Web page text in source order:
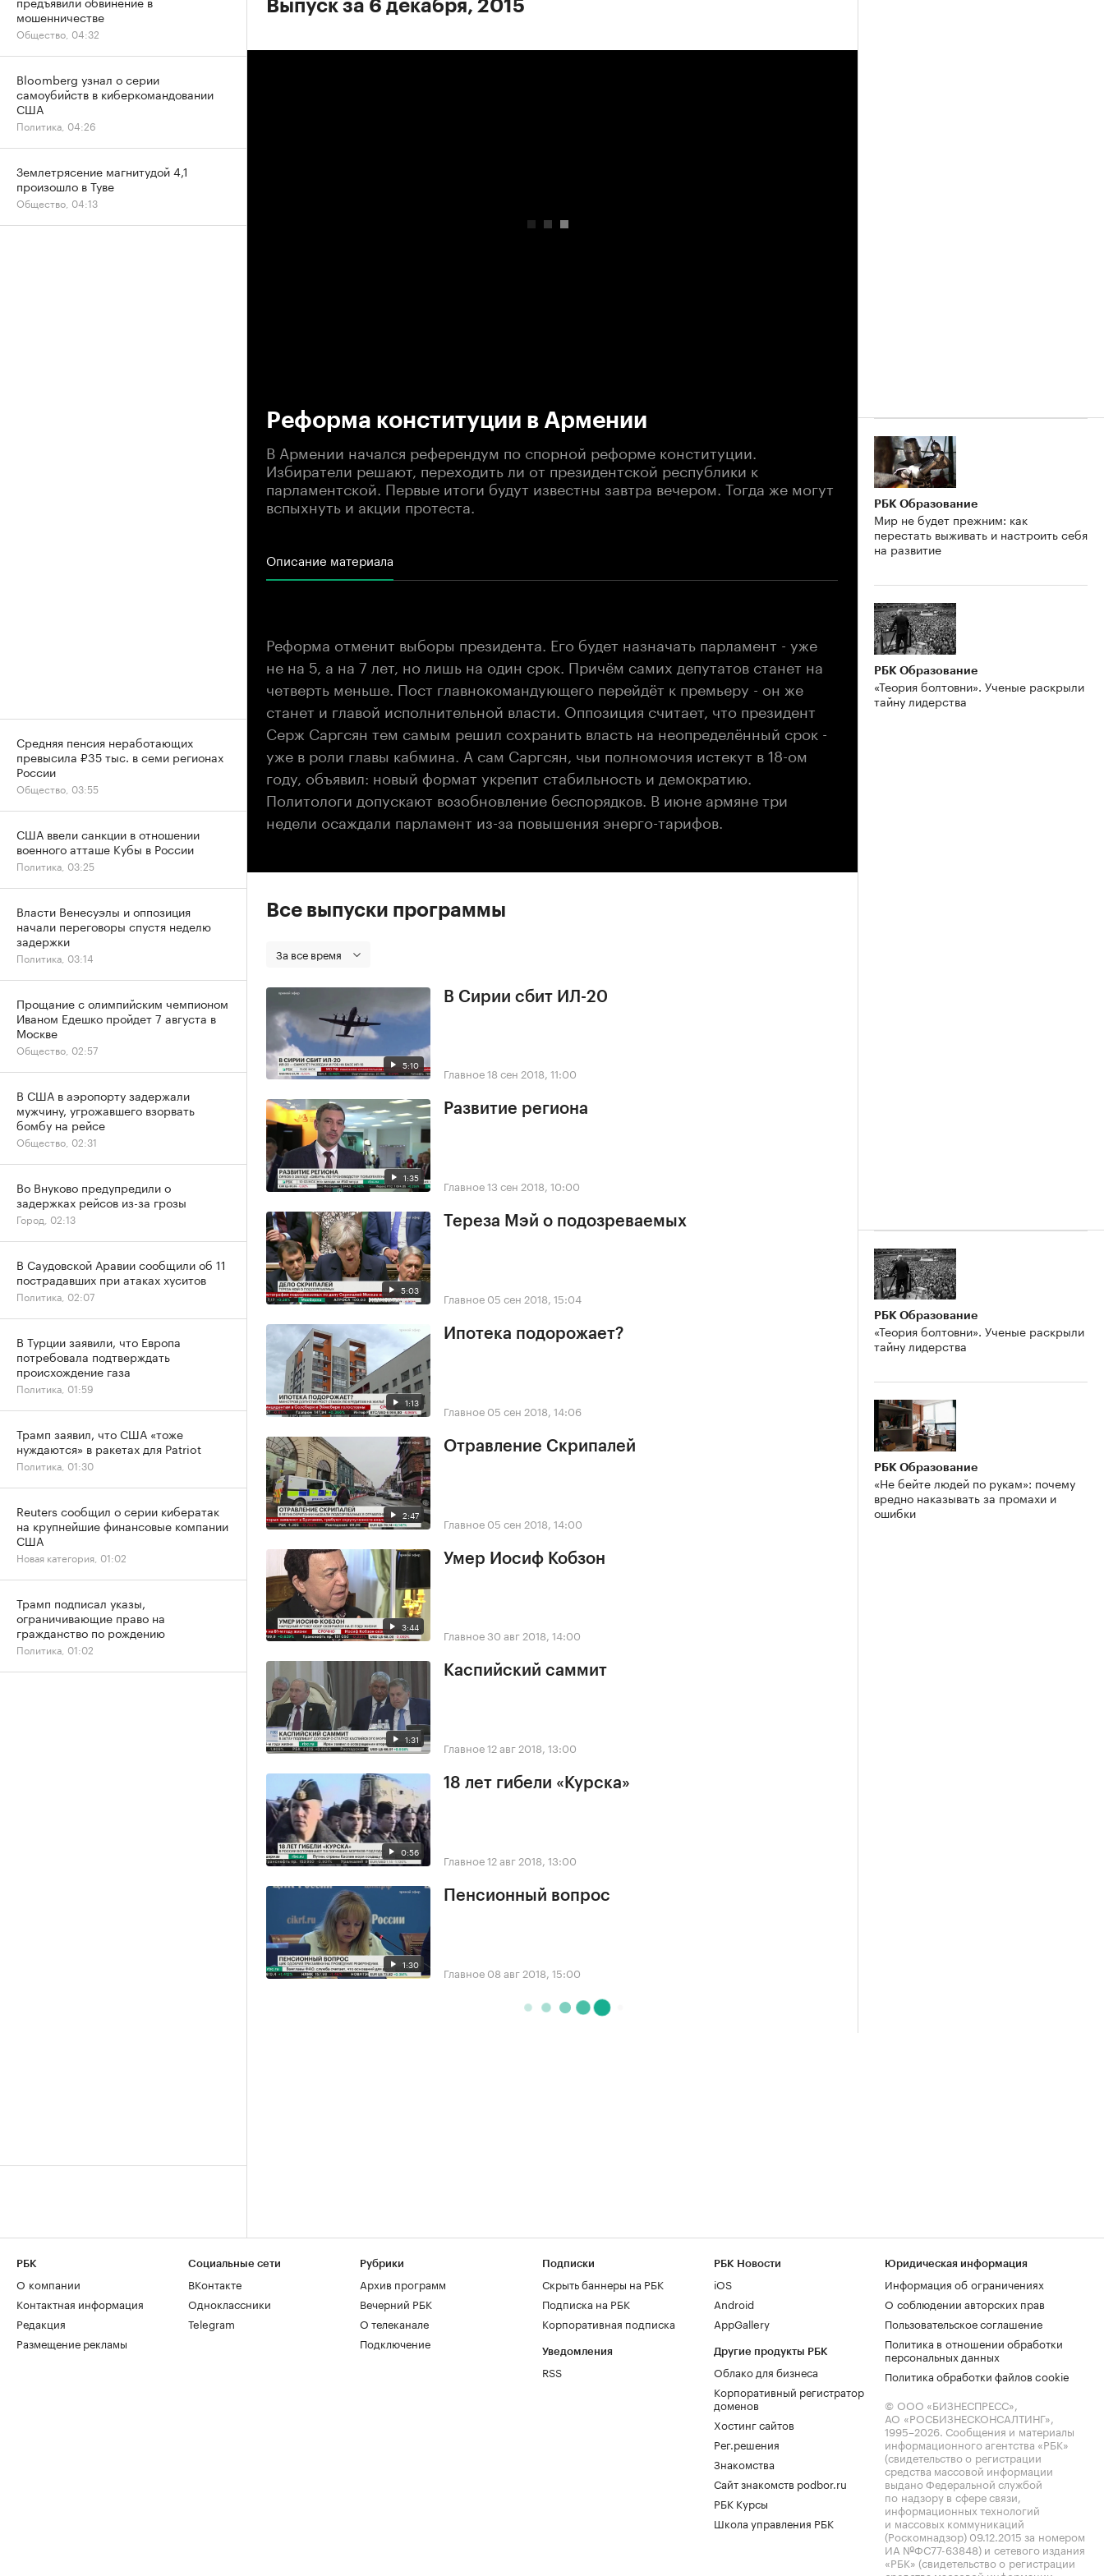
Выпуск за 6 декабря, 2015
Реформа конституции в Армении
В Армении начался референдум по спорной реформе конституции.
Избиратели решают, переходить ли от президентской республики к
парламентской. Первые итоги будут известны завтра вечером. Тогда же могут
вспыхнуть и акции протеста.
Описание материала
Реформа отменит выборы президента. Его будет назначать парламент - уже
не на 5, а на 7 лет, но лишь на один срок. Причём самих депутатов станет на
четверть меньше. Пост главнокомандующего перейдёт к премьеру - он же
станет и главой исполнительной власти. Оппозиция считает, что президент
Серж Саргсян тем самым решил сохранить власть на неопределённый срок -
уже в роли главы кабмина. А сам Саргсян, чьи полномочия истекут в 18-ом
году, объявил: новый формат укрепит стабильность и демократию.
Политологи допускают возобновление беспорядков. В июне армяне три
недели осаждали парламент из-за повышения энерго-тарифов.
Все выпуски программы
За все время
5:10
В Сирии сбит ИЛ-20
Главное18 сен 2018, 11:00
1:35
Развитие региона
Главное13 сен 2018, 10:00
5:03
Тереза Мэй о подозреваемых
Главное 05 сен 2018, 15:04
1:13
Ипотека подорожает?
Главное 05 сен 2018, 14:06
2:47
Отравление Скрипалей
Главное 05 сен 2018, 14:00
3:44
Умер Иосиф Кобзон
Главное30 авг 2018, 14:00
1:31
Каспийский саммит
Главное12 авг 2018, 13:00
0:56
18 лет гибели «Курска»
Главное12 авг 2018, 13:00
1:30
Пенсионный вопрос
Главное 08 авг 2018, 15:00
РБК Образование
Мир не будет прежним: как
перестать выживать и настроить себя
на развитие
РБК Образование
«Теория болтовни». Ученые раскрыли
тайну лидерства
РБК Образование
«Теория болтовни». Ученые раскрыли
тайну лидерства
РБК Образование
«Не бейте людей по рукам»: почему
вредно наказывать за промахи и
ошибки
мошенничестве
Общество, 04:32
Bloomberg узнал о серии
самоубийств в киберкомандовании
США
Политика, 04:26
Землетрясение магнитудой 4,1
произошло в Туве
Общество, 04:13
Средняя пенсия неработающих
превысила ₽35 тыс. в семи регионах
России
Общество, 03:55
США ввели санкции в отношении
военного атташе Кубы в России
Политика, 03:25
Власти Венесуэлы и оппозиция
начали переговоры спустя неделю
задержки
Политика, 03:14
Прощание с олимпийским чемпионом
Иваном Едешко пройдет 7 августа в
Москве
Общество, 02:57
В США в аэропорту задержали
мужчину, угрожавшего взорвать
бомбу на рейсе
Общество, 02:31
Во Внуково предупредили о
задержках рейсов из-за грозы
Город, 02:13
В Саудовской Аравии сообщили об 11
пострадавших при атаках хуситов
Политика, 02:07
В Турции заявили, что Европа
потребовала подтверждать
происхождение газа
Политика, 01:59
Трамп заявил, что США «тоже
нуждаются» в ракетах для Patriot
Политика, 01:30
Reuters сообщил о серии кибератак
на крупнейшие финансовые компании
США
Новая категория, 01:02
Трамп подписал указы,
ограничивающие право на
гражданство по рождению
Политика, 01:02
РБК
О компании
Контактная информация
Редакция
Размещение рекламы
Социальные сети
ВКонтакте
Одноклассники
Telegram
Рубрики
Архив программ
Вечерний РБК
О телеканале
Подключение
Подписки
Скрыть баннеры на РБК
Подписка на РБК
Корпоративная подписка
Уведомления
RSS
РБК Новости
iOS
Android
AppGallery
Другие продукты РБК
Облако для бизнеса
Корпоративный регистратор
доменов
Хостинг сайтов
Рег.решения
Знакомства
Сайт знакомств podbor.ru
РБК Курсы
Школа управления РБК
Юридическая информация
Информация об ограничениях
О соблюдении авторских прав
Пользовательское соглашение
Политика в отношении обработки
персональных данных
Политика обработки файлов cookie
© ООО «БИЗНЕСПРЕСС»,
АО «РОСБИЗНЕСКОНСАЛТИНГ»,
1995–2026. Сообщения и материалы
информационного агентства «РБК»
(свидетельство о регистрации
средства массовой информации
выдано Федеральной службой
по надзору в сфере связи,
информационных технологий
и массовых коммуникаций
(Роскомнадзор) 09.12.2015 за номером
ИА №ФС77-63848) и сетевого издания
«РБК» (свидетельство о регистрации